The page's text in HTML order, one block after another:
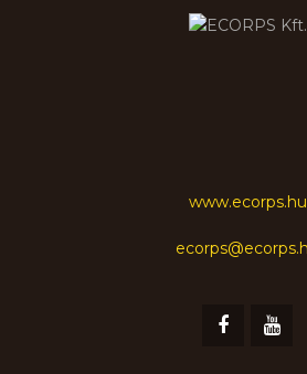
www.ecorps.hu